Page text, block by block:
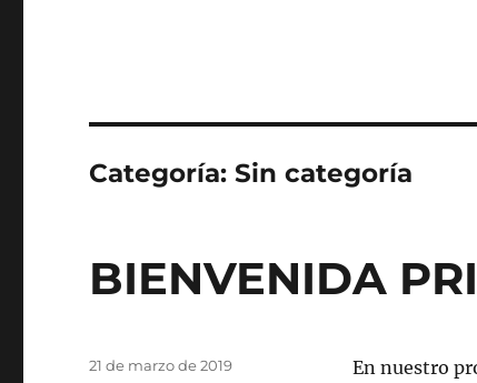
Categoría:Sin categoría
BIENVENIDA
En nuestro
Publicado
21 de marzo de 2019